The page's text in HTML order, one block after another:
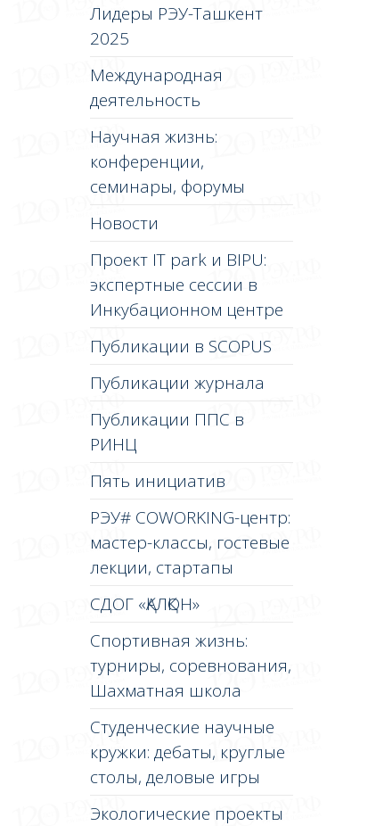
Лидеры РЭУ-Ташкент
2025
Международная
деятельность
Научная жизнь:
конференции,
семинары, форумы
Новости
Проект IT park и BIPU:
экспертные сессии в
Инкубационном центре
Публикации в SCOPUS
Публикации журнала
Публикации ППС в
РИНЦ
Пять инициатив
РЭУ# COWORKING-центр:
мастер-классы, гостевые
лекции, стартапы
СДОГ «ҚАЛҚОН»
Спортивная жизнь:
турниры, соревнования,
Шахматная школа
Студенческие научные
кружки: дебаты, круглые
столы, деловые игры
Экологические проекты